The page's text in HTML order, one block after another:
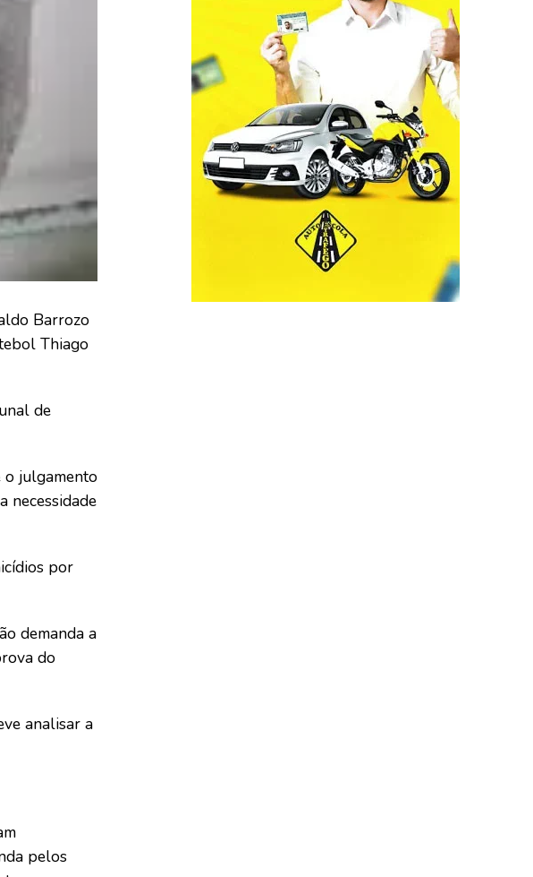
Barrozo
Thiago
de
o julgamento
necessidade
por
demanda a
do
analisar a
pelos